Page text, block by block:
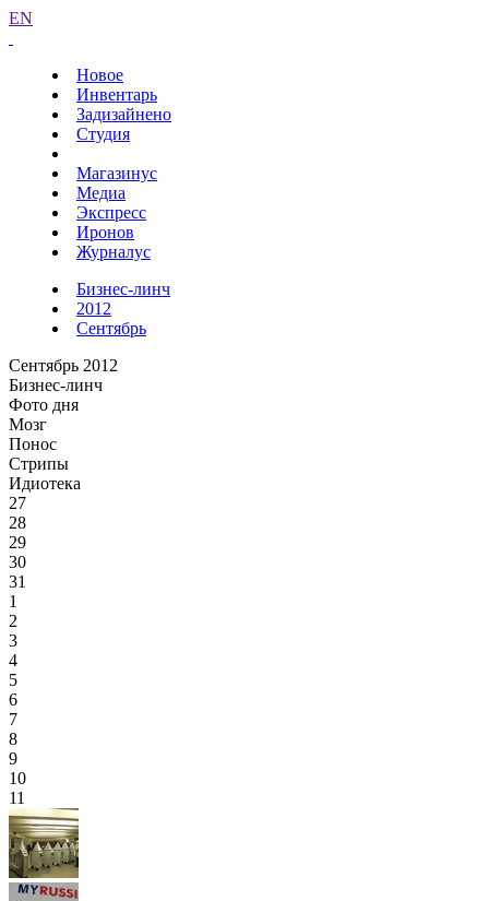
EN
Новое
Инвентарь
Задизайнено
Студия
Магазинус
Медиа
Экспресс
Иронов
Журналус
Бизнес-линч
2012
Сентябрь
Сентябрь 2012
Бизнес-линч
Фото дня
Мозг
Понос
Стрипы
Идиотека
27
28
29
30
31
1
2
3
4
5
6
7
8
9
10
11